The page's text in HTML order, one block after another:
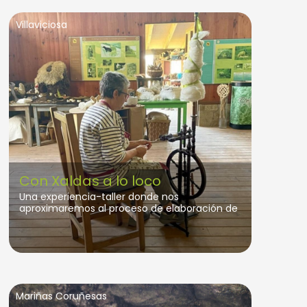
Villaviciosa
Con Xaldas a lo loco
Una experiencia-taller donde nos
aproximaremos al proceso de elaboración de
la lana a partir de los vellones de nuestro
propio rebaño de oveyas xaldas, la raza
autóctona que contribuyó con su presencia
en la zona hace apenas un siglo en la gestión
Durante el fin de semana hablaremos de las
Mariñas Coruñesas